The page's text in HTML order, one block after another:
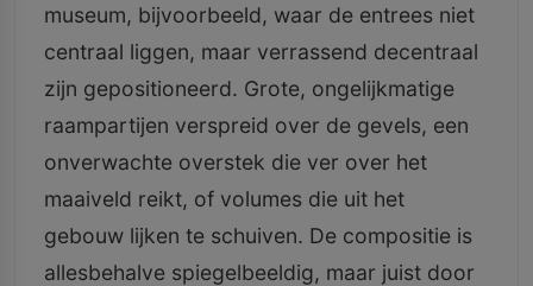
museum, bijvoorbeeld, waar de entrees niet
centraal liggen, maar verrassend decentraal
zijn gepositioneerd. Grote, ongelijkmatige
raampartijen verspreid over de gevels, een
onverwachte overstek die ver over het
maaiveld reikt, of volumes die uit het
gebouw lijken te schuiven. De compositie is
allesbehalve spiegelbeeldig, maar juist door